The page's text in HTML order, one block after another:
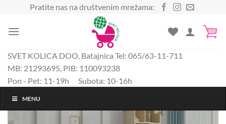
sadržaj
Pratite nas na društvenim mrežama:
SVET KOLICA DOO, Batajnica Tel: 065/63-11-711
MB: 21293695, PIB: 110093238
Pon - Pet: 11-19h Subota: 10-16h
MENU